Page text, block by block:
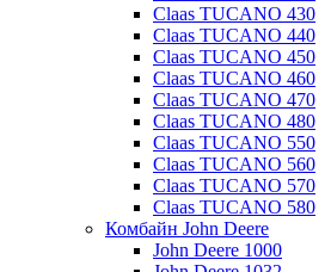
Claas TUCANO 430
Claas TUCANO 440
Claas TUCANO 450
Claas TUCANO 460
Claas TUCANO 470
Claas TUCANO 480
Claas TUCANO 550
Claas TUCANO 560
Claas TUCANO 570
Claas TUCANO 580
Комбайн John Deere
John Deere 1000